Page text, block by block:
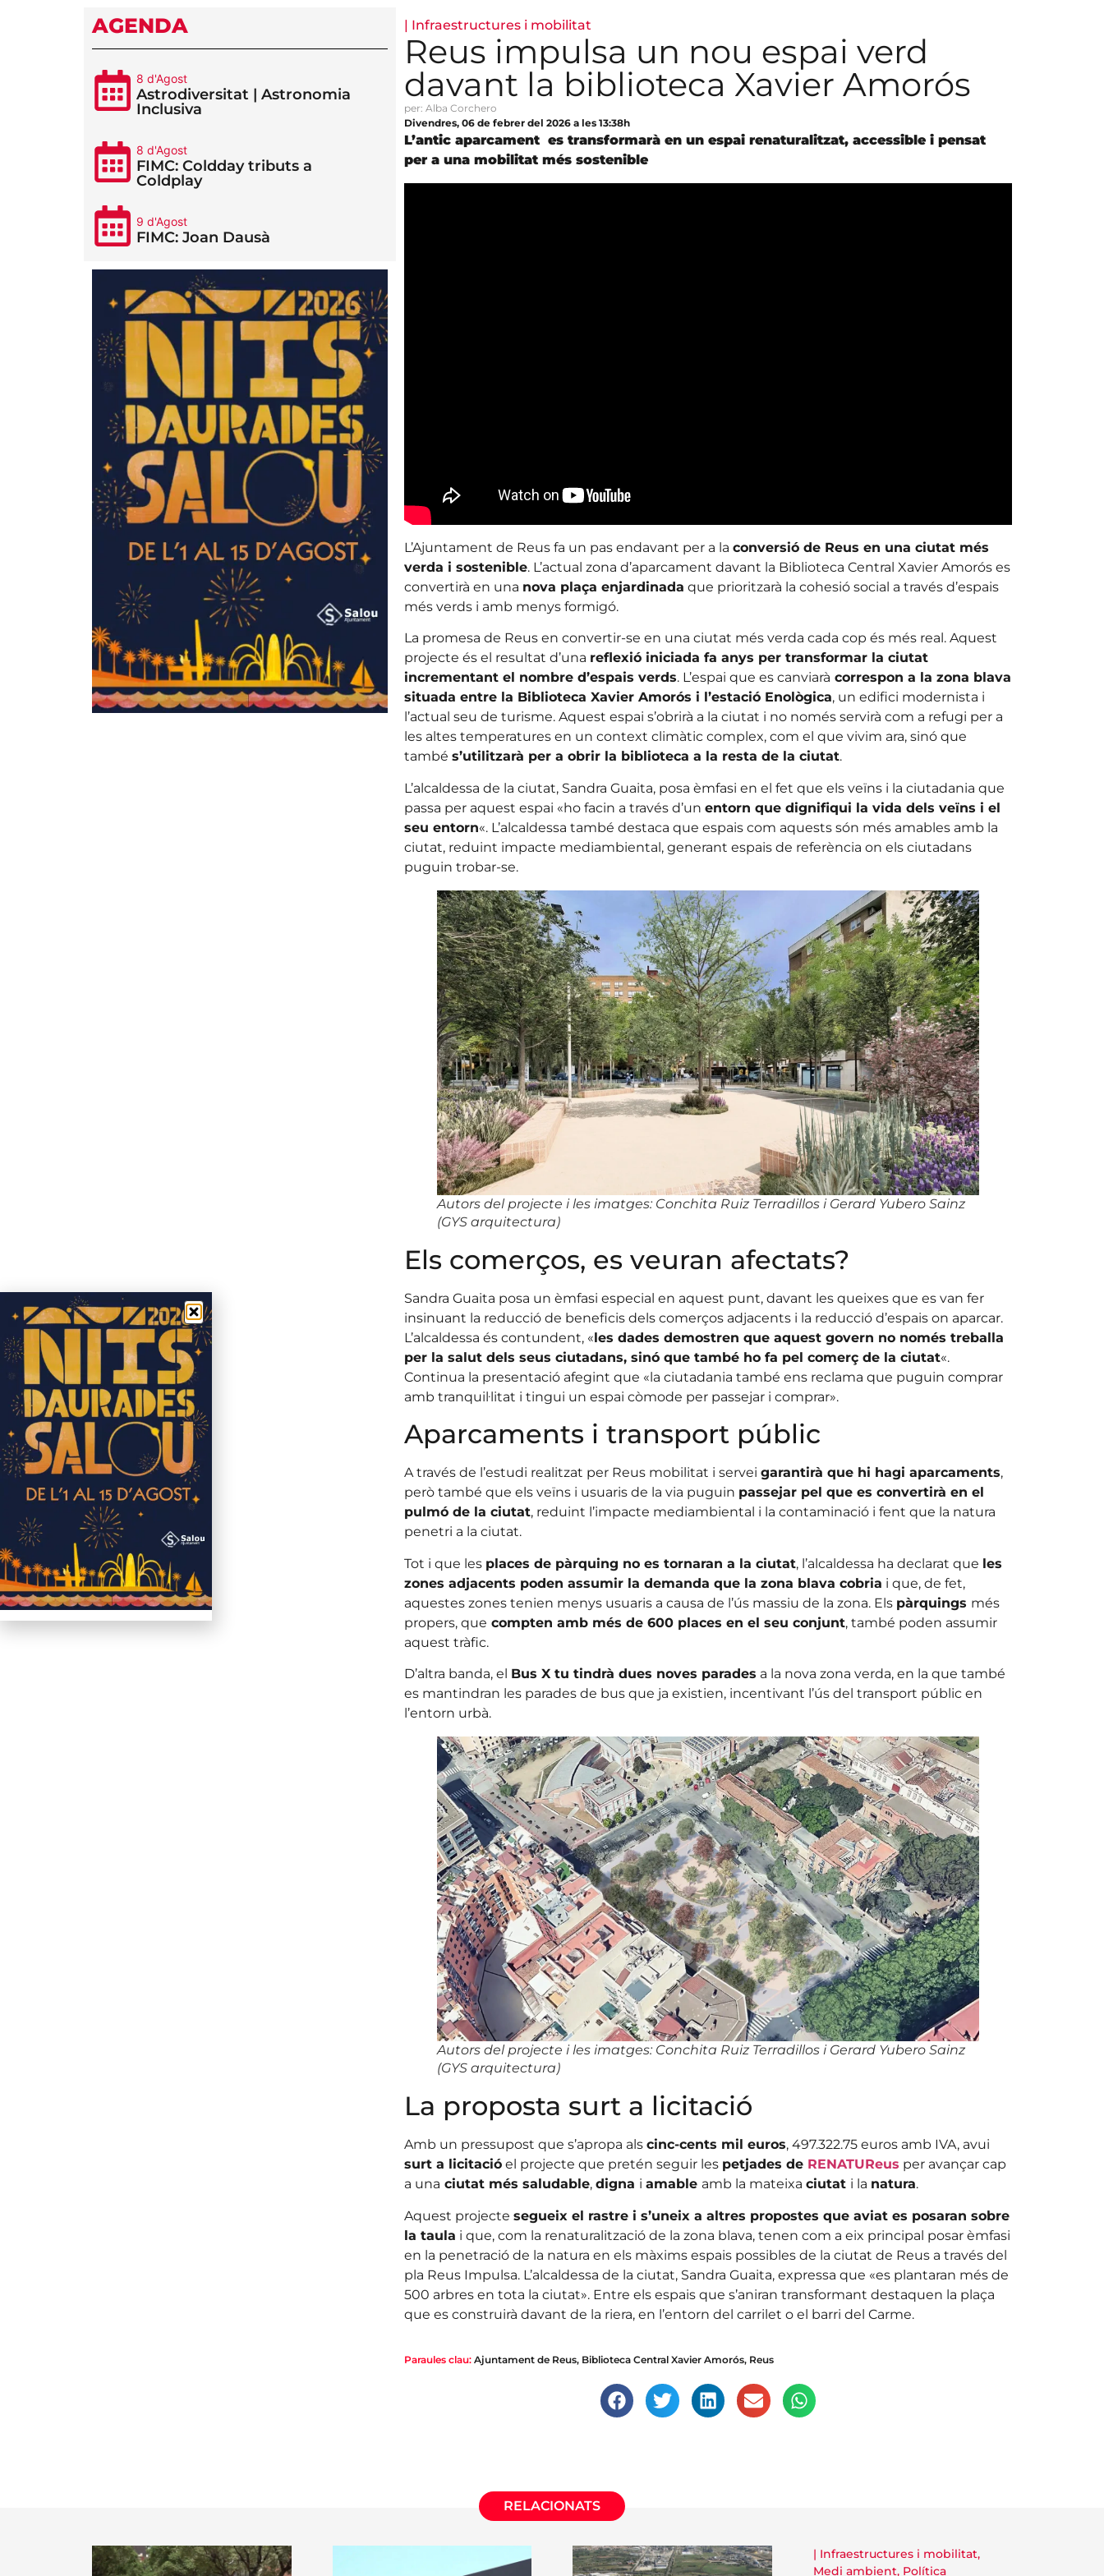
AGENDA
8 d'Agost
Astrodiversitat | Astronomia
Inclusiva
8 d'Agost
FIMC: Coldday tributs a
Coldplay
9 d'Agost
FIMC: Joan Dausà
| Infraestructures i mobilitat
Reus impulsa un nou espai verd
davant la biblioteca Xavier Amorós
per: Alba Corchero
Divendres, 06 de febrer del 2026 a les 13:38h
L’antic aparcament es transformarà en un espai renaturalitzat, accessible i pensat
per a una mobilitat més sostenible
L’Ajuntament de Reus fa un pas endavant per a la conversió de Reus en una ciutat més
verda i sostenible. L’actual zona d’aparcament davant la Biblioteca Central Xavier Amorós es
convertirà en una nova plaça enjardinada que prioritzarà la cohesió social a través d’espais
més verds i amb menys formigó.
La promesa de Reus en convertir-se en una ciutat més verda cada cop és més real. Aquest
projecte és el resultat d’una reflexió iniciada fa anys per transformar la ciutat
incrementant el nombre d’espais verds. L’espai que es canviarà correspon a la zona blava
situada entre la Biblioteca Xavier Amorós i l’estació Enològica, un edifici modernista i
l’actual seu de turisme. Aquest espai s’obrirà a la ciutat i no només servirà com a refugi per a
les altes temperatures en un context climàtic complex, com el que vivim ara, sinó que
també s’utilitzarà per a obrir la biblioteca a la resta de la ciutat.
L’alcaldessa de la ciutat, Sandra Guaita, posa èmfasi en el fet que els veïns i la ciutadania que
passa per aquest espai «ho facin a través d’un entorn que dignifiqui la vida dels veïns i el
seu entorn«. L’alcaldessa també destaca que espais com aquests són més amables amb la
ciutat, reduint impacte mediambiental, generant espais de referència on els ciutadans
puguin trobar-se.
Autors del projecte i les imatges: Conchita Ruiz Terradillos i Gerard Yubero Sainz
(GYS arquitectura)
Els comerços, es veuran afectats?
Sandra Guaita posa un èmfasi especial en aquest punt, davant les queixes que es van fer
insinuant la reducció de beneficis dels comerços adjacents i la reducció d’espais on aparcar.
L’alcaldessa és contundent, «les dades demostren que aquest govern no només treballa
per la salut dels seus ciutadans, sinó que també ho fa pel comerç de la ciutat«.
Continua la presentació afegint que «la ciutadania també ens reclama que puguin comprar
amb tranquil·litat i tingui un espai còmode per passejar i comprar».
Aparcaments i transport públic
A través de l’estudi realitzat per Reus mobilitat i servei garantirà que hi hagi aparcaments,
però també que els veïns i usuaris de la via puguin passejar pel que es convertirà en el
pulmó de la ciutat, reduint l’impacte mediambiental i la contaminació i fent que la natura
penetri a la ciutat.
Tot i que les places de pàrquing no es tornaran a la ciutat, l’alcaldessa ha declarat que les
zones adjacents poden assumir la demanda que la zona blava cobria i que, de fet,
aquestes zones tenien menys usuaris a causa de l’ús massiu de la zona. Els pàrquings més
propers, que compten amb més de 600 places en el seu conjunt, també poden assumir
aquest tràfic.
D’altra banda, el Bus X tu tindrà dues noves parades a la nova zona verda, en la que també
es mantindran les parades de bus que ja existien, incentivant l’ús del transport públic en
l’entorn urbà.
Autors del projecte i les imatges: Conchita Ruiz Terradillos i Gerard Yubero Sainz
(GYS arquitectura)
La proposta surt a licitació
Amb un pressupost que s’apropa als cinc-cents mil euros, 497.322.75 euros amb IVA, avui
surt a licitacióel projecte que pretén seguir les petjades de RENATUReus per avançar cap
a una ciutat més saludable, digna i amable amb la mateixa ciutat i la natura.
Aquest projecte segueix el rastre i s’uneix a altres propostes que aviat es posaran sobre
la taula i que, com la renaturalització de la zona blava, tenen com a eix principal posar èmfasi
en la penetració de la natura en els màxims espais possibles de la ciutat de Reus a través del
pla Reus Impulsa. L’alcaldessa de la ciutat, Sandra Guaita, expressa que «es plantaran més de
500 arbres en tota la ciutat». Entre els espais que s’aniran transformant destaquen la plaça
que es construirà davant de la riera, en l’entorn del carrilet o el barri del Carme.
Paraules clau: Ajuntament de Reus, Biblioteca Central Xavier Amorós, Reus
RELACIONATS
| Infraestructures i mobilitat,
Medi ambient, Política